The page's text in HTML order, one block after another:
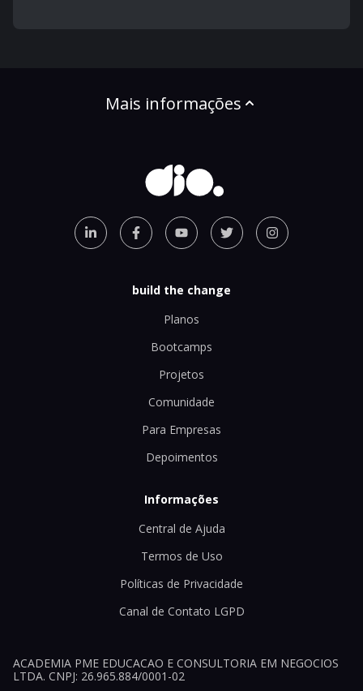
Mais informações
build the change
Planos
Bootcamps
Projetos
Comunidade
Para Empresas
Depoimentos
Informações
Central de Ajuda
Termos de Uso
Políticas de Privacidade
Canal de Contato LGPD
ACADEMIA PME EDUCACAO E CONSULTORIA EM NEGOCIOS
LTDA. CNPJ: 26.965.884/0001-02